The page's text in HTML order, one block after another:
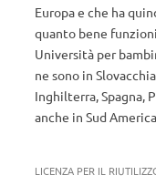
Europa e che ha
quanto bene
Università per
ne sono in
Inghilterra, Spagna,
anche in Sud
LICENZA PER IL